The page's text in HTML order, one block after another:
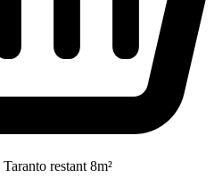
restant 8m²